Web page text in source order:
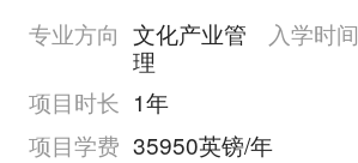
专业方向 文化产业管
理
入学时间
项目时长 1年
项目学费 35950英镑/年